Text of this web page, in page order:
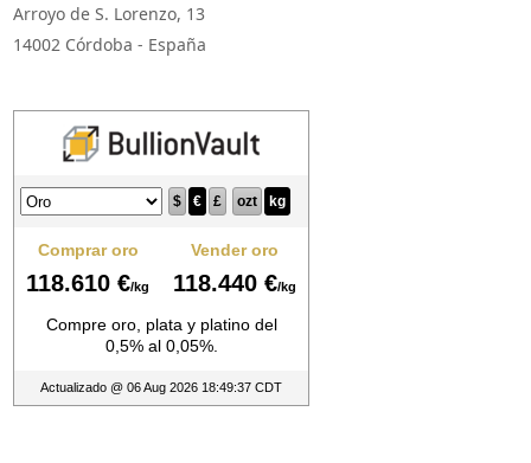
Arroyo de S. Lorenzo, 13
14002 Córdoba - España